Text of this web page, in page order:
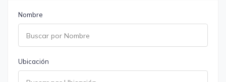
Nombre
Ubicación